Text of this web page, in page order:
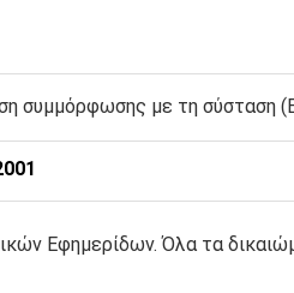
συμμόρφωσης με τη σύσταση
Εφημερίδων. Όλα τα